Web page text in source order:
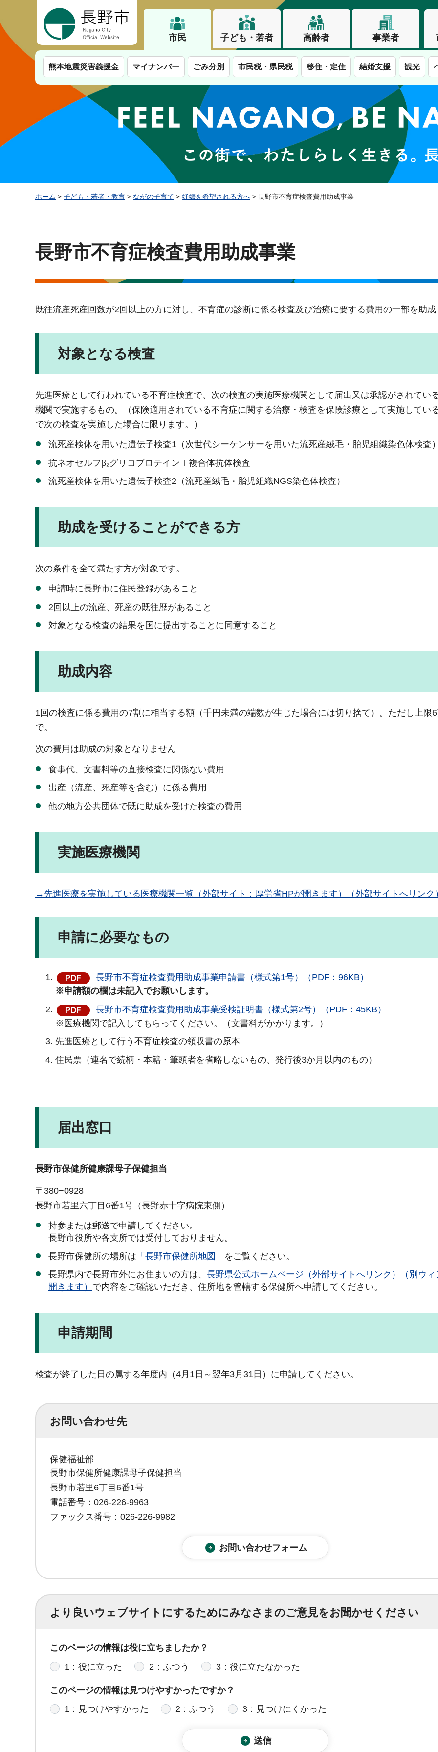
市民 子ども・若者 高齢者 事業者
熊本地震災害義援金 マイナンバー ごみ分別 市民税・県民税 移住・定住 結婚支援 観光
この街で、わたしらしく生きる。長野市
ホーム > 子ども・若者・教育 > ながの子育て > 妊娠を希望される方へ > 長野市不育症検査費用助成事業
長野市不育症検査費用助成事業
既往流産死産回数が2回以上の方に対し、不育症の診断に係る検査及び治療に要する費用の一部を助
対象となる検査
先進医療として行われている不育症検査で、次の検査の実施医療機関として届出又は承認がされてい
機関で実施するもの。（保険適用されている不育症に関する治療・検査を保険診療として実施してい
で次の検査を実施した場合に限ります。）​​​​​​
流死産検体を用いた遺伝子検査1（次世代シーケンサーを用いた流死産絨毛・胎児組織染色体検査
抗ネオセルフβ₂グリコプロテインⅠ複合体抗体検査
流死産検体を用いた遺伝子検査2（流死産絨毛・胎児組織NGS染色体検査）
助成を受けることができる方
次の条件を全て満たす方が対象です。
申請時に長野市に住民登録があること
2回以上の流産、死産の既往歴があること
対象となる検査の結果を国に提出することに同意すること
助成内容
1回の検査に係る費用の7割に相当する額（千円未満の端数が生じた場合には切り捨て）。ただし上限
で。
次の費用は助成の対象となりません
食事代、文書料等の直接検査に関係ない費用
出産（流産、死産等を含む）に係る費用
他の地方公共団体で既に助成を受けた検査の費用
実施医療機関
→先進医療を実施している医療機関一覧（外部サイト：厚労省HPが開きます）（外部サイトへリンク
申請に必要なもの
長野市不育症検査費用助成事業申請書（様式第1号）（PDF：96KB）
※申請額の欄は未記入でお願いします。
長野市不育症検査費用助成事業受検証明書（様式第2号）（PDF：45KB）
※医療機関で記入してもらってください。（文書料がかかります。）
先進医療として行う不育症検査の領収書の原本
住民票（連名で続柄・本籍・筆頭者を省略しないもの、発行後3か月以内のもの）
届出窓口
長野市保健所健康課母子保健担当
〒380−0928
長野市若里六丁目6番1号（長野赤十字病院東側）
持参または郵送で申請してください。
長野市役所や各支所では受付しておりません。
長野市保健所の場所は 「長野市保健所地図」 をご覧ください。
長野県内で長野市外にお住まいの方は、 長野県公式ホームページ（外部サイトへリンク）（別ウィ
開きます） で内容をご確認いただき、住所地を管轄する保健所へ申請してください。
申請期間
検査が終了した日の属する年度内（4月1日～翌年3月31日）に申請してください。
お問い合わせ先
保健福祉部
長野市保健所健康課母子保健担当
長野市若里6丁目6番1号
電話番号：026-226-9963
ファックス番号：026-226-9982
より良いウェブサイトにするためにみなさまのご意見をお聞かせください
このページの情報は役に立ちましたか？
1：役に立った
2：ふつう 3：役に立たなかった
このページの情報は見つけやすかったですか？
1：見つけやすかった
2：ふつう 3：見つけにくかった